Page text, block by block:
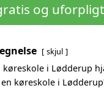
og
skjul
køreskole i Lødderup
køreskole i